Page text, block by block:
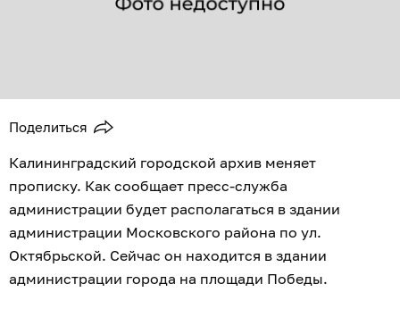
Поделиться
Калининградский городской архив меняет
прописку. Как сообщает пресс-служба
администрации будет располагаться в здании
администрации Московского района по ул.
Октябрьской. Сейчас он находится в здании
администрации города на площади Победы.